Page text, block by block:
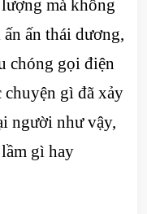
mà không
ấn thái dương,
chóng gọi điện
gì đã xảy
người như vậy,
gì hay